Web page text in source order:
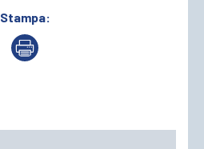
Stampa: